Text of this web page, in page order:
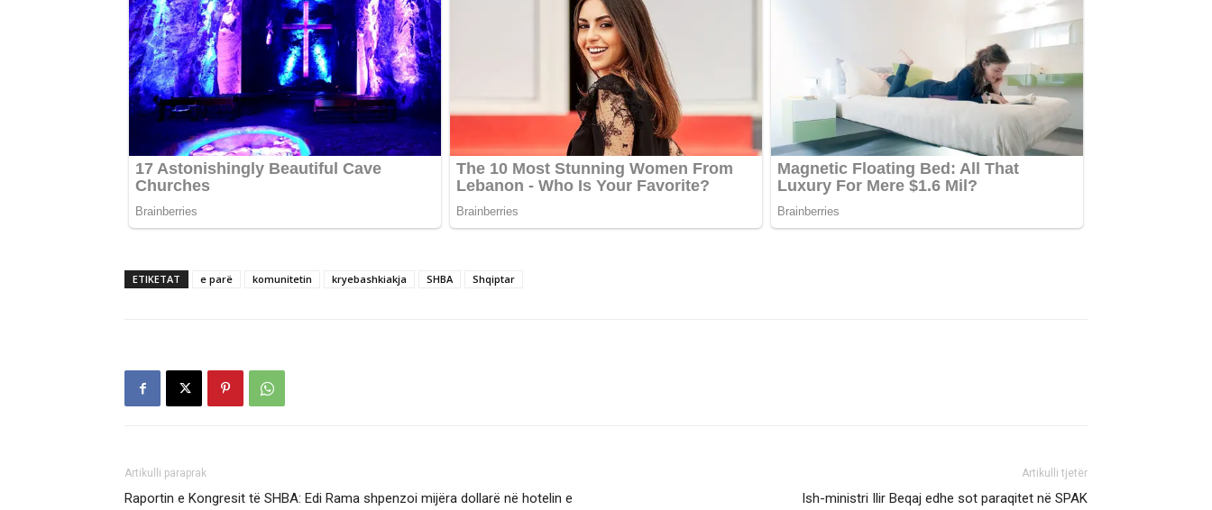
ETIKETAT e parë komunitetin kryebashkiakja SHBA Shqiptar
Artikulli paraprak
Raportin e Kongresit të SHBA: Edi Rama shpenzoi mijëra dollarë në hotelin e
Artikulli tjetër
Ish-ministri Ilir Beqaj edhe sot paraqitet në SPAK